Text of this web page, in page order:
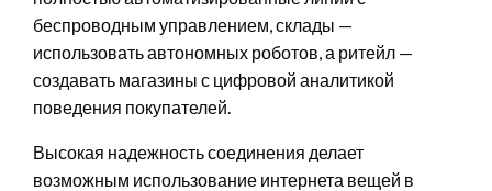
беспроводным управлением, склады —
использовать автономных роботов, а ритейл —
создавать магазины с цифровой аналитикой
поведения покупателей.
Высокая надежность соединения делает
возможным использование интернета вещей в